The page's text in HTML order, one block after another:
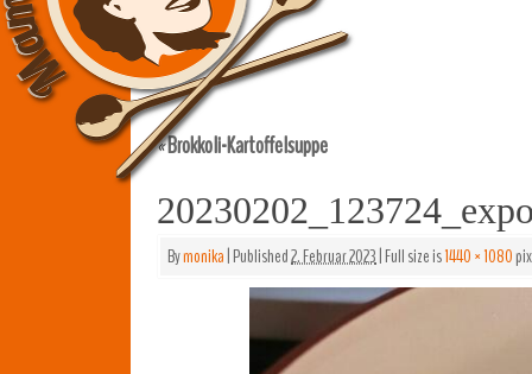
«Brokkoli-Kartoffelsuppe
Bymonika|Published2. Februar 2023|Full size is1440 × 1080